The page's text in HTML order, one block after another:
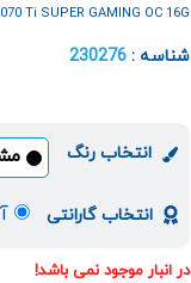
Ti SUPER GAMING OC 16G
شناسه :230276
انتخاب رنگ
انتخاب گارانتی
در انبار موجود نمی باشد!